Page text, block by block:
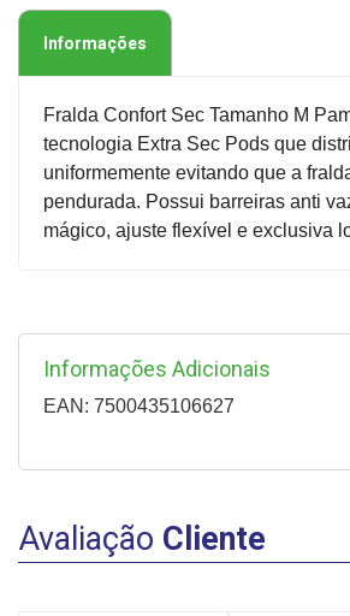
Informações
Fralda Confort Sec Tamanho M
tecnologia Extra Sec Pods que
uniformemente evitando que a
pendurada. Possui barreiras anti
mágico, ajuste flexível e exclusiva
Informações Adicionais
EAN: 7500435106627
Avaliação Cliente